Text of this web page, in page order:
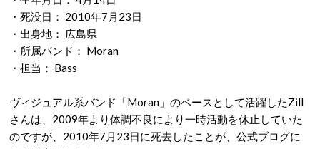
・死没日： 2010年7月23日
・出身地： 広島県
・所属バンド： Moran
・担当： Bass
ヴィジュアル系バンド「Moran」のベースとして活躍したZill
さんは、2009年より体調不良により一時活動を休止していた
のですが、2010年7月23日に死去したことが、公式ブログに